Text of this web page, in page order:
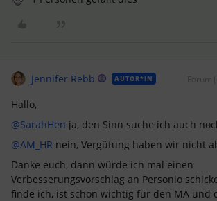
Jennifer Rebb AUTOR*IN
Hallo,
@SarahHen ja, den Sinn suche ich auch
@AM_HR nein, Vergütung haben wir nicht
Danke euch, dann würde ich mal einen
Verbesserungsvorschlag an Personio
finde ich, ist schon wichtig für den MA und